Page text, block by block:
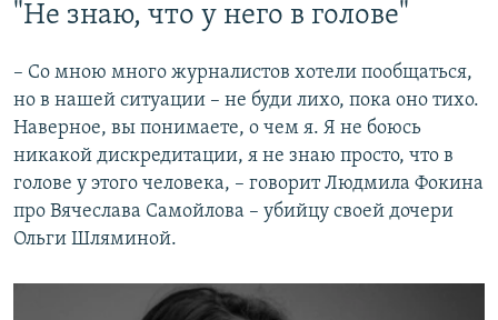
"Не знаю, что у него в голове"
– Со мною много журналистов хотели пообщаться,
но в нашей ситуации – не буди лихо, пока оно тихо.
Наверное, вы понимаете, о чем я. Я не боюсь
никакой дискредитации, я не знаю просто, что в
голове у этого человека, – говорит Людмила Фокина
про Вячеслава Самойлова – убийцу своей дочери
Ольги Шляминой.